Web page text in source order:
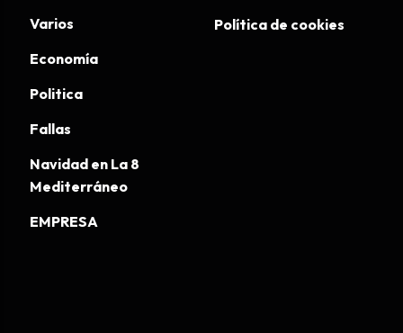
Varios
Economía
Politica
Fallas
Navidad en La 8
Mediterráneo
EMPRESA
Política de cookies